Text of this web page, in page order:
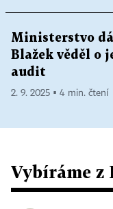
Ministerstvo
Blažek věděl
audit
2. 9. 2025 ▪ 4 min. čtení
Vybíráme z